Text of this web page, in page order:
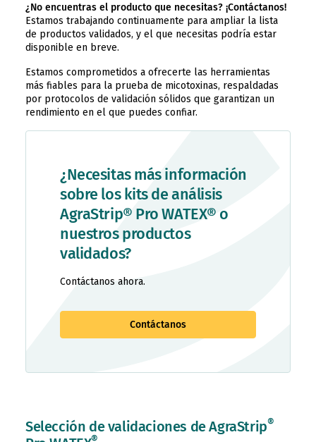
¿No encuentras el producto que necesitas? ¡Contáctanos!
Estamos trabajando continuamente para ampliar la lista
de productos validados, y el que necesitas podría estar
disponible en breve.
Estamos comprometidos a ofrecerte las herramientas
más fiables para la prueba de micotoxinas, respaldadas
por protocolos de validación sólidos que garantizan un
rendimiento en el que puedes confiar.
¿Necesitas más información
sobre los kits de análisis
AgraStrip® Pro WATEX® o
nuestros productos
validados?
Contáctanos ahora.
Contáctanos
Selección de validaciones de AgraStrip®